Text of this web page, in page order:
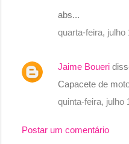
t
á
o
abs...
quarta-feira, julho
Jaime Boueri
Capacete de
quinta-feira, julho
Postar um comentário